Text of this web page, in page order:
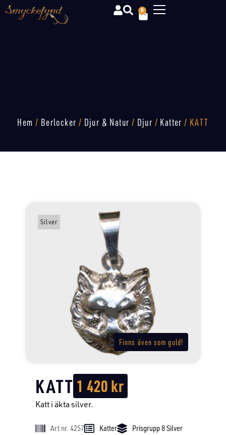
0
Hem / Berlocker / Djur & Natur / Djur / Katter / KATT
Finns även som guld!
Silver
KATT 1 420kr
Katt i äkta silver.
Art nr. 4257 Katter Prisgrupp 8 Silver